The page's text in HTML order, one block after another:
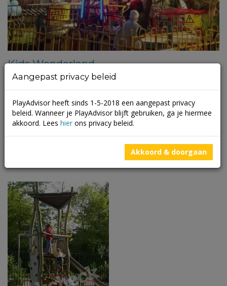
Kids Wonderland
(1 beoordelingen)
overdekt avonturenpark met een grote binnenspeeltuin (indoor
speelhal) en nu ook een buiten speeltuin (sinds zomer 2016)
voor kinderen tot en met twaalf jaar. Ouders kunnen bij dit park
heerlijk met de kinderen meespelen. Er zijn bijzondere werelden
in het park waar kinderen eindeloos kunnen […]
Aangepast privacy beleid
PlayAdvisor heeft sinds 1-5-2018 een aangepast privacy
beleid. Wanneer je PlayAdvisor blijft gebruiken, ga je hiermee
akkoord. Lees hier ons privacy beleid.
Akkoord & doorgaan